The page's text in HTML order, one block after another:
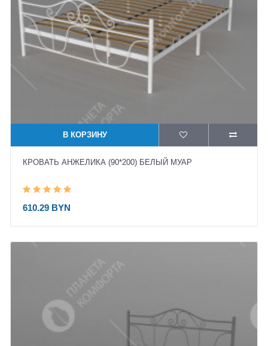
В КОРЗИНУ
КРОВАТЬ АНЖЕЛИКА (90*200) БЕЛЫЙ МУАР
610.29 BYN